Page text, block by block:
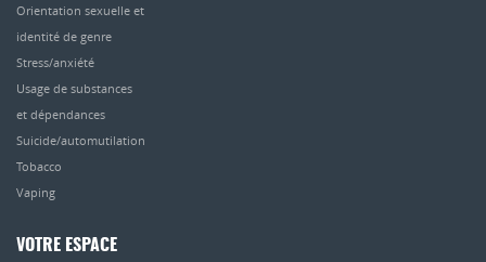
Orientation sexuelle et
identité de genre
Stress/anxiété
Usage de substances
et dépendances
Suicide/automutilation
Tobacco
Vaping
VOTRE ESPACE